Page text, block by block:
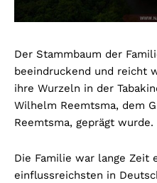
Der Stammbaum der
beeindruckend und reicht
ihre Wurzeln in der
Wilhelm Reemtsma, dem
Reemtsma, geprägt wurde.
Die Familie war lange Zeit
einflussreichsten in